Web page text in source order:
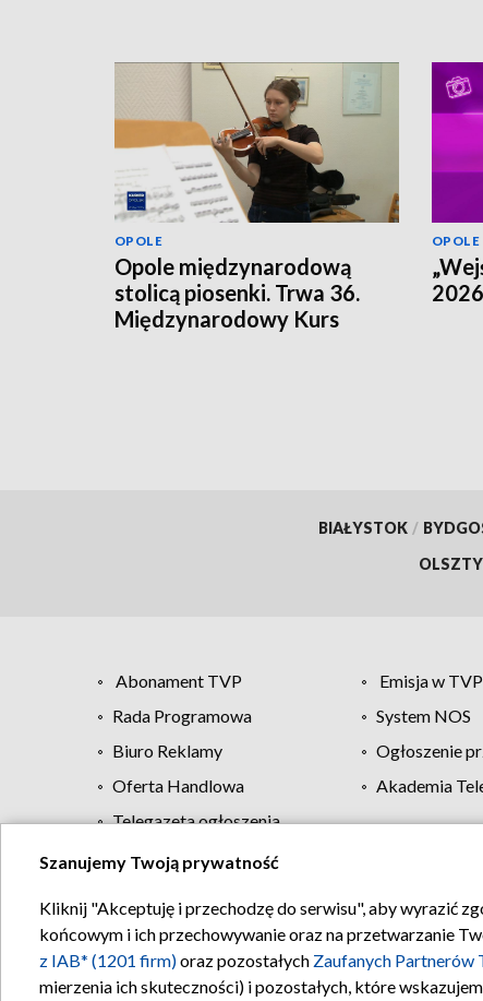
OPOLE
Opole międzynarodową
stolicą piosenki. Trwa 36.
Międzynarodowy Kurs
OPOLE
BIAŁYSTOK /
Abonament TVP Emisja w TVP
Rada Programowa
System NOS
Biuro Reklamy
Ogłoszenie
Oferta Handlowa
Akademia
Telegazeta ogłoszenia
Regulamin TVP
Szanujemy Twoją prywatność
Kliknij "Akceptuję i przechodzę do serwisu", aby wyrazić
końcowym i ich przechowywanie oraz na przetwarzanie
z IAB* (1201 firm)oraz pozostałych Zaufanych Partnerów
mierzenia ich skuteczności) i pozostałych, które